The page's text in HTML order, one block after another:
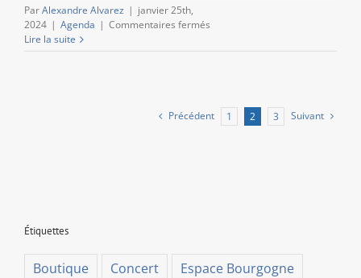
ParAlexandre Alvarez | janvier 25th,
2024 | Agenda | Commentaires fermés
le
cathédrale
Lire la suite
Précédent 1 2 3 Suivant
Étiquettes
Boutique Concert
Espace Bourgogne